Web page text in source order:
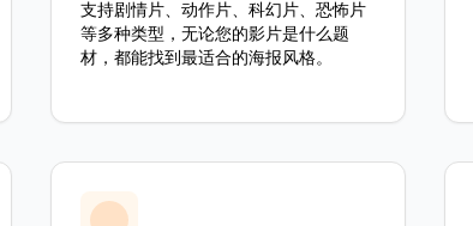
支持剧情片、动作片、科幻片、恐怖片
等多种类型，无论您的影片是什么题
材，都能找到最适合的海报风格。